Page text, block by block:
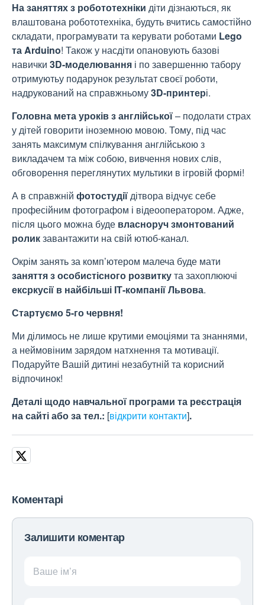
На заняттях з робототехніки діти дізнаються, як
влаштована робототехніка, будуть вчитись самостійно
складати, програмувати та керувати роботами Lego
та Arduino! Також у насдіти опановують базові
навички 3D-моделювання і по завершенню табору
отримуютьу подарунок результат своєї роботи,
надрукований на справжньому3D-принтері.
Головна мета уроків з англійської– подолати страх
у дітей говорити іноземною мовою. Тому, під час
занять максимум спілкування англійською з
викладачем та між собою, вивчення нових слів,
обговорення переглянутих мультики в ігровій формі!
А в справжній фотостудіїдітвора відчує себе
професійним фотографом і відеооператором. Адже,
після цього можна буде власноруч змонтований
роликзавантажити на свій ютюб-канал.
Окрім занять за комп’ютером малеча буде мати
заняття з особистісного розвиткута захоплюючі
ексркусії в найбільші ІТ-компанії Львова.
Стартуємо 5-го червня!
Ми ділимось не лише крутими емоціями та знаннями,
а неймовіним зарядом натхнення та мотивації.
Подаруйте Вашій дитині незабутній та корисний
відпочинок!
Деталі щодо навчальної програми та реєстрація
на сайті або за тел.: [відкрити контакти].
Коментарі
Залишити коментар
Ваше ім’я